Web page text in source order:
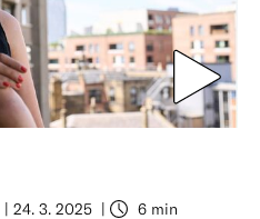
24. 3. 2025 6 min